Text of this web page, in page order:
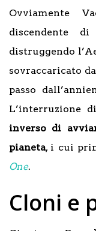
Ovviamente
discendente
distruggendo
sovraccaricato
passo
L’interruzione
inverso di
pianeta, i cui
One.
Cloni e